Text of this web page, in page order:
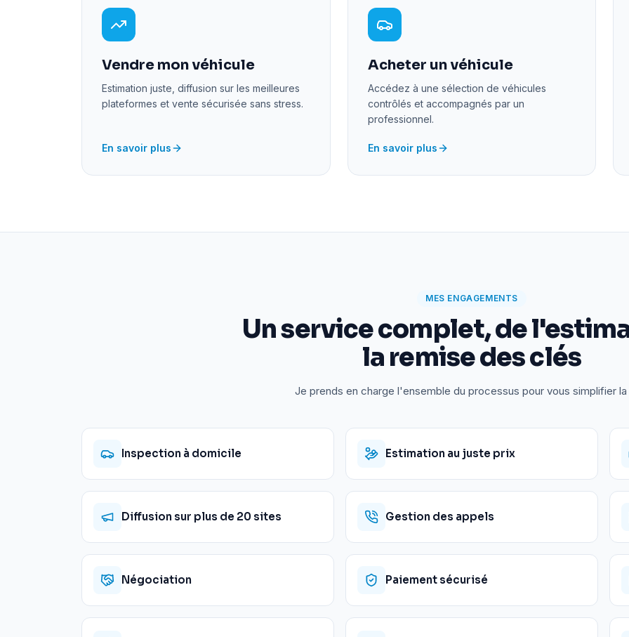
Vendre mon véhicule
Estimation juste, diffusion sur les meilleures
plateformes et vente sécurisée sans stress.
En savoir plus
Acheter un véhicule
Accédez à une sélection de véhicules
contrôlés et accompagnés par un
professionnel.
En savoir plus
MES ENGAGEMENTS
Un service complet, de
la remise des clés
Je prends en charge l'ensemble du processus pour vous simplifier la
Inspection à domicile Estimation au juste prix
Diffusion sur plus de 20 sites Gestion des appels
Négociation Paiement sécurisé